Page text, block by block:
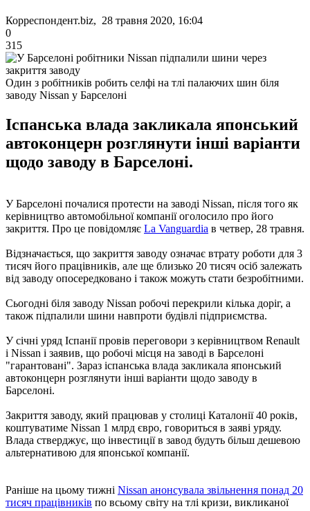
Корреспондент.biz, 28 травня 2020, 16:04
0
315
Один з робітників робить селфі на тлі палаючих шин біля
заводу Nissan у Барселоні
Іспанська влада закликала японський
автоконцерн розглянути інші варіанти
щодо заводу в Барселоні.
У Барселоні почалися протести на заводі Nissan, після того як
керівництво автомобільної компанії оголосило про його
закриття. Про це повідомляє La Vanguardia в четвер, 28 травня.
Відзначається, що закриття заводу означає втрату роботи для 3
тисяч його працівників, але ще близько 20 тисяч осіб залежать
від заводу опосередковано і також можуть стати безробітними.
Сьогодні біля заводу Nissan робочі перекрили кілька доріг, а
також підпалили шини навпроти будівлі підприємства.
У січні уряд Іспанії провів переговори з керівництвом Renault
і Nissan і заявив, що робочі місця на заводі в Барселоні
"гарантовані". Зараз іспанська влада закликала японський
автоконцерн розглянути інші варіанти щодо заводу в
Барселоні.
Закриття заводу, який працював у столиці Каталонії 40 років,
коштуватиме Nissan 1 млрд євро, говориться в заяві уряду.
Влада стверджує, що інвестиції в завод будуть більш дешевою
альтернативою для японської компанії.
Раніше на цьому тижні Nissan анонсувала звільнення понад 20
тисяч працівників по всьому світу на тлі кризи, викликаної